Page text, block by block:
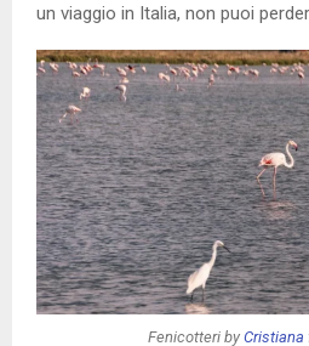
un viaggio in Italia, non puoi
Fenicotteri by Cristiana